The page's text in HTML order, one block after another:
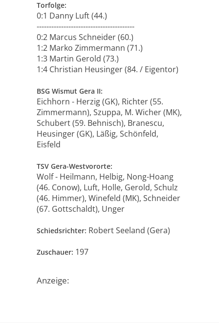
Torfolge:
0:1 Danny Luft (44.)
----------------------------------------
0:2 Marcus Schneider (60.)
1:2 Marko Zimmermann (71.)
1:3 Martin Gerold (73.)
1:4 Christian Heusinger (84. / Eigentor)
BSG Wismut Gera II:
Eichhorn - Herzig (GK), Richter (55.
Zimmermann), Szuppa, M. Wicher (MK),
Schubert (59. Behnisch), Branescu,
Heusinger (GK), Läßig, Schönfeld,
Eisfeld
TSV Gera-Westvororte:
Wolf - Heilmann, Helbig, Nong-Hoang
(46. Conow), Luft, Holle, Gerold, Schulz
(46. Himmer), Winefeld (MK), Schneider
(67. Gottschaldt), Unger
Schiedsrichter: Robert Seeland (Gera)
Zuschauer: 197
Anzeige: